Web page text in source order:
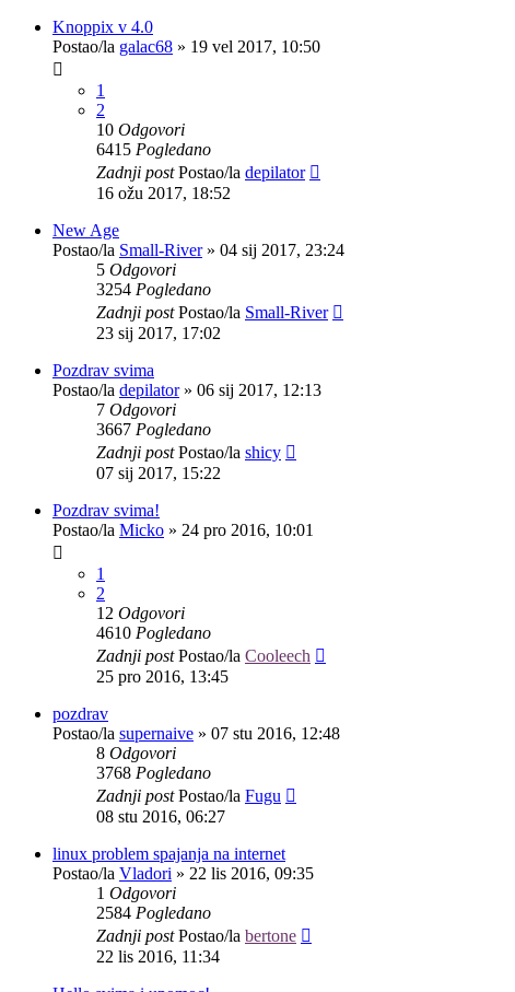
Knoppix v 4.0
Postao/la galac68 » 19 vel 2017, 10:50
1
2
10 Odgovori
6415 Pogledano
Zadnji postPostao/la depilator
16 ožu 2017, 18:52
New Age
Postao/la Small-River» 04 sij 2017, 23:24
5 Odgovori
3254 Pogledano
Zadnji postPostao/la Small-River
23 sij 2017, 17:02
Pozdrav svima
Postao/la depilator» 06 sij 2017, 12:13
7 Odgovori
3667 Pogledano
Zadnji postPostao/la shicy
07 sij 2017, 15:22
Pozdrav svima!
Postao/la Micko » 24 pro 2016, 10:01
1
2
12 Odgovori
4610 Pogledano
Zadnji postPostao/la Cooleech
25 pro 2016, 13:45
pozdrav
Postao/la supernaive » 07 stu 2016, 12:48
8 Odgovori
3768 Pogledano
Zadnji postPostao/la Fugu
08 stu 2016, 06:27
linux problem spajanja na internet
Postao/la Vladori » 22 lis 2016, 09:35
1 Odgovori
2584 Pogledano
Zadnji postPostao/la bertone
22 lis 2016, 11:34